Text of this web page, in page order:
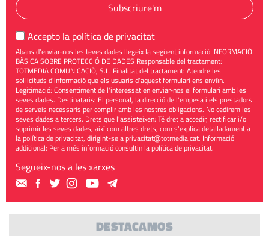
Subscriure'm
Accepto la política de privacitat
Abans d'enviar-nos les teves dades llegeix la següent informació INFORMACIÓ
BÀSICA SOBRE PROTECCIÓ DE DADES Responsable del tractament:
TOTMEDIA COMUNICACIÓ, S.L. Finalitat del tractament: Atendre les
sol·licituds d'informació que els usuaris d'aquest formulari ens enviïn.
Legitimació: Consentiment de l'interessat en enviar-nos el formulari amb les
seves dades. Destinataris: El personal, la direcció de l'empesa i els prestadors
de serveis necessaris per complir amb les nostres obligacions. No cedirem les
seves dades a tercers. Drets que l'assisteixen: Té dret a accedir, rectificar i/o
suprimir les seves dades, així com altres drets, com s'explica detalladament a
la política de privacitat, dirigint-se aprivacitat@totmedia.cat. Informació
addicional: Per a més informació consultin lapolítica de privacitat.
Segueix-nos a les xarxes
DESTACAMOS